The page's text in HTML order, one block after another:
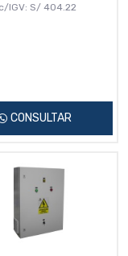
IGV: S/ 404.22
CONSULTAR